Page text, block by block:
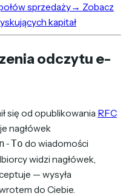
sprzedaży→ Zobacz
kapitał
odczytu e-
się od opublikowania RFC
nagłówek
To do wiadomości
widzi nagłówek,
— wysyła
do Ciebie.